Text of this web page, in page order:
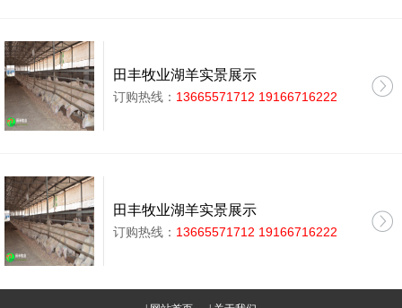
田丰牧业湖羊实景展示
订购热线： 13665571712 19166716222
田丰牧业湖羊实景展示
订购热线： 13665571712 19166716222